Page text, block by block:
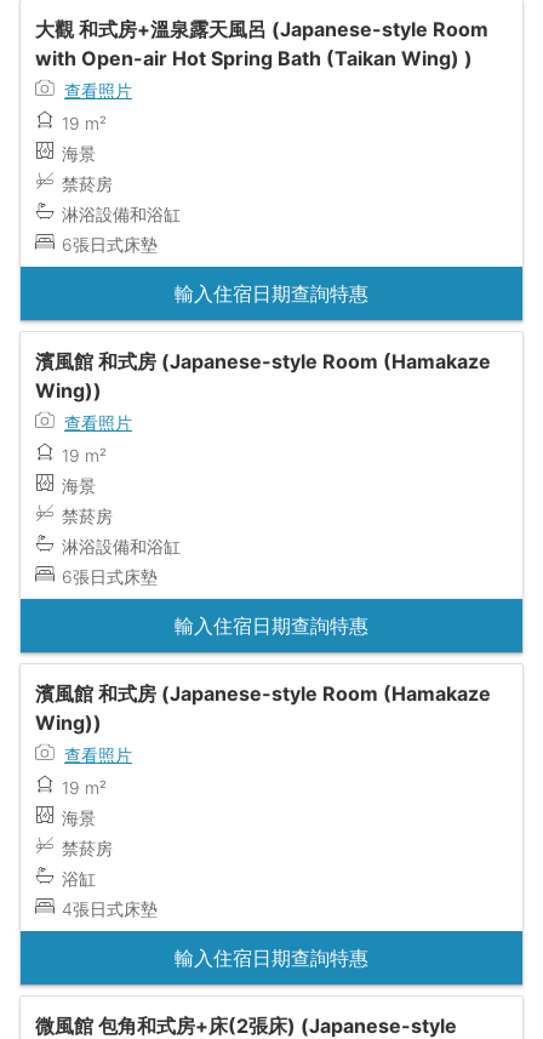
大觀 和式房+溫泉露天風呂 (Japanese-style Room
with Open-air Hot Spring Bath (Taikan Wing) )
查看照片
19 m²
海景
禁菸房
淋浴設備和浴缸
6張日式床墊
輸入住宿日期查詢特惠
濱風館 和式房 (Japanese-style Room (Hamakaze
Wing))
查看照片
19 m²
海景
禁菸房
淋浴設備和浴缸
6張日式床墊
輸入住宿日期查詢特惠
濱風館 和式房 (Japanese-style Room (Hamakaze
Wing))
查看照片
19 m²
海景
禁菸房
浴缸
4張日式床墊
輸入住宿日期查詢特惠
微風館 包角和式房+床(2張床) (Japanese-style